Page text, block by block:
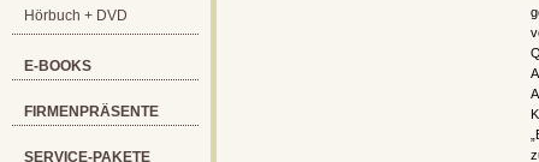
Hörbuch + DVD
E-BOOKS
FIRMENPRÄSENTE
SERVICE-PAKETE